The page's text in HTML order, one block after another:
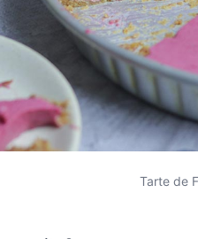
Tarte de